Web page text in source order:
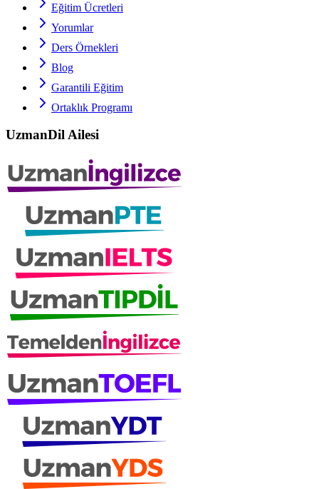
Eğitim Ücretleri
Yorumlar
Ders Örnekleri
Blog
Garantili Eğitim
Ortaklık Programı
UzmanDil Ailesi